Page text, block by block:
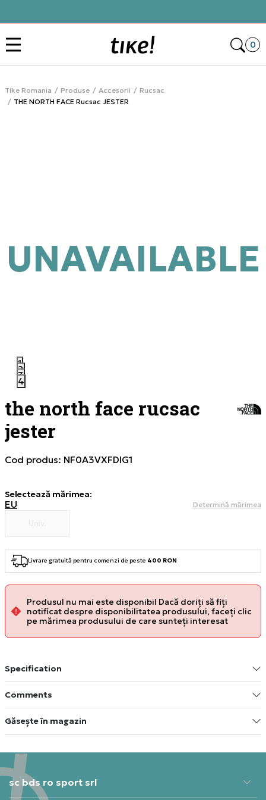
0
Tike Romania Produse Accesorii
Rucsac
THE NORTH FACE Rucsac JESTER
1
2
3
4
UNAVAILABLE
the north face rucsac
jester
Cod produs: NF0A3VXFDIG1
Selectează mărimea:
EU Determină mărimea
Livrare gratuită pentru comenzi de peste 400 RON
Produsul nu mai este disponibil Dacă doriți să fiți
notificat despre disponibilitatea produsului, faceți clic
pe mărimea produsului de care sunteți interesat
Specification
Comments
Găsește în magazin
sc bds ro sport srl